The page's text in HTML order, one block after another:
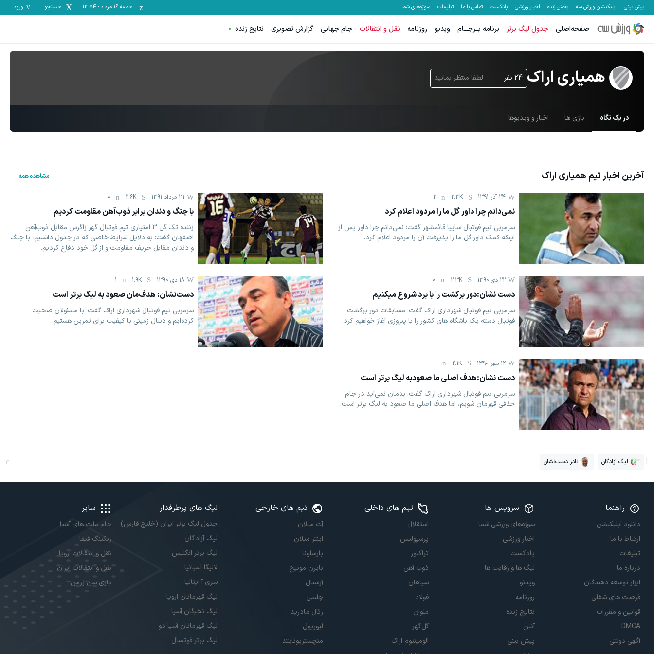
پیش بینی اپلیکیشن ورزش سه پخش زنده اخبار ورزشی پادکست تماس با ما تبلیغات سوژه‌های شما جمعه ۱۶ مرداد -
13:54 جستجو ورود
صفحه‌اصلی جدول لیگ برتر برنامه بــرجـــام ویدیو روزنامه نقل و انتقالات جام جهانی گزارش تصویری نتایج زنده
همیاری اراک 24 نفر لطفا منتظر بمانید
در یک نگاه بازی ها اخبار و ویدیوها
آخرین اخبار تیم همیاری اراک مشاهده همه
24 آذر 1391 2.3K
2
نمی‌دانم چرا داور گل ما را مردود اعلام کرد
سرمربی تیم فوتبال سایپا قائمشهر گفت: نمی‌دانم چرا داور پس از
اینکه کمک داور گل ما را پذیرفت آن را مردود اعلام کرد.
31 مرداد 1391 2.6K
0
با چنگ و دندان برابر ذوب‌آهن مقاومت کردیم
زننده تک گل 3 امتیازی تیم فوتبال گهر زاگرس مقابل ذوب‌آهن
اصفهان گفت: به دلایل شرایط خاصی که در جدول داشتیم، با چنگ
و دندان مقابل حریف مقاومت و از گل خود دفاع کردیم.
22 دی 1390 2.3K
0
دست نشان:دور برگشت را با برد شروع میکنیم
سرمربی تیم فوتبال شهرداری اراک گفت: مسابقات دور برگشت
فوتبال دسته یک باشگاه های کشور را با پیروزی آغاز خواهیم کرد.
18 دی 1390 1.9K
1
دست‌نشان: هدف‌مان صعود به لیگ برتر است
سرمربی تیم فوتبال شهرداری اراک گفت: با مسئولان صحبت
کرده‌ایم و دنبال زمینی با کیفیت برای تمرین هستیم.
12 مهر 1390 2.1K
1
دست نشان:هدف اصلی ما صعودبه لیگ برتر است
سرمربی تیم فوتبال شهرداری اراک گفت: بدمان نمی‌آید در جام
حذفی قهرمان شویم، اما هدف اصلی ما صعود به لیگ برتر است.
لیگ آزادگان نادر دست‌نشان
راهنما
دانلود اپلیکیشن
ارتباط با ما
تبلیغات
درباره ما
ابزار توسعه دهندگان
فرصت های شغلی
قوانین و مقررات
DMCA
آگهی دولتی
سرویس ها
سوژه‌های ورزشی شما
اخبار ورزشی
پادکست
لیگ ها و رقابت ها
ویدئو
روزنامه
نتایج زنده
آنتن
پیش بینی
تیم های داخلی
استقلال
پرسپولیس
تراکتور
ذوب آهن
سپاهان
فولاد
ملوان
گل‌گهر
آلومینیوم اراک
تیم های خارجی
آث میلان
اینتر میلان
بارسلونا
بایرن مونیخ
آرسنال
چلسی
رئال مادرید
لیورپول
منچستریونایتد
لیگ های پرطرفدار
جدول لیگ برتر ایران (خلیج فارس)
لیگ آزادگان
لیگ برتر انگلیس
لالیگا اسپانیا
سری آ ایتالیا
لیگ قهرمانان اروپا
لیگ نخبگان آسیا
لیگ قهرمانان آسیا دو
لیگ برتر فوتسال
سایر
جام ملت های آسیا
رنکینگ فیفا
نقل و انتقالات اروپا
نقل و انتقالات ایران
پاری سن ژرمن